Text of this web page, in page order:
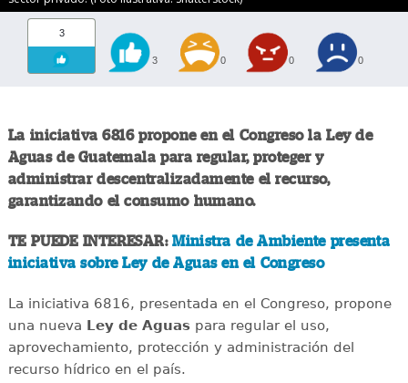
3
3 0 0 0
La iniciativa 6816 propone en el Congreso la Ley de
Aguas de Guatemala para regular, proteger y
administrar descentralizadamente el recurso,
garantizando el consumo humano.
TE PUEDE INTERESAR:Ministra de Ambiente presenta
iniciativa sobre Ley de Aguas en el Congreso
La iniciativa 6816, presentada en el Congreso, propone
una nueva Ley de Aguaspara regular el uso,
aprovechamiento, protección y administración del
recurso hídrico en el país.